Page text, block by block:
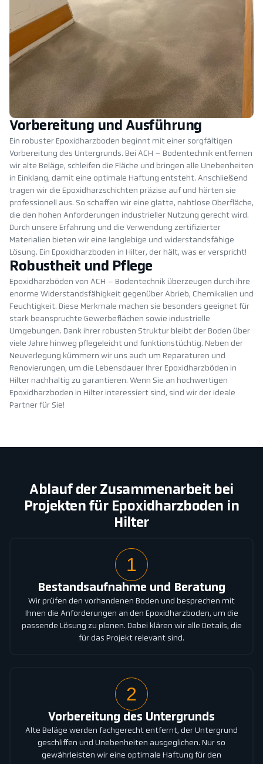
Vorbereitung und Ausführung
Ein robuster Epoxidharzboden beginnt mit einer sorgfältigen
Vorbereitung des Untergrunds. Bei ACH – Bodentechnik entfernen
wir alte Beläge, schleifen die Fläche und bringen alle Unebenheiten
in Einklang, damit eine optimale Haftung entsteht. Anschließend
tragen wir die Epoxidharzschichten präzise auf und härten sie
professionell aus. So schaffen wir eine glatte, nahtlose Oberfläche,
die den hohen Anforderungen industrieller Nutzung gerecht wird.
Durch unsere Erfahrung und die Verwendung zertifizierter
Materialien bieten wir eine langlebige und widerstandsfähige
Lösung. Ein Epoxidharzboden in Hilter, der hält, was er verspricht!
Robustheit und Pflege
Epoxidharzböden von ACH – Bodentechnik überzeugen durch ihre
enorme Widerstandsfähigkeit gegenüber Abrieb, Chemikalien und
Feuchtigkeit. Diese Merkmale machen sie besonders geeignet für
stark beanspruchte Gewerbeflächen sowie industrielle
Umgebungen. Dank ihrer robusten Struktur bleibt der Boden über
viele Jahre hinweg pflegeleicht und funktionstüchtig. Neben der
Neuverlegung kümmern wir uns auch um Reparaturen und
Renovierungen, um die Lebensdauer Ihrer Epoxidharzböden in
Hilter nachhaltig zu garantieren. Wenn Sie an hochwertigen
Epoxidharzboden in Hilter interessiert sind, sind wir der ideale
Partner für Sie!
Ablauf der Zusammenarbeit bei
Projekten für Epoxidharzboden in
Hilter
1
Bestandsaufnahme und Beratung
Wir prüfen den vorhandenen Boden und besprechen mit
Ihnen die Anforderungen an den Epoxidharzboden, um die
passende Lösung zu planen. Dabei klären wir alle Details, die
für das Projekt relevant sind.
2
Vorbereitung des Untergrunds
Alte Beläge werden fachgerecht entfernt, der Untergrund
geschliffen und Unebenheiten ausgeglichen. Nur so
gewährleisten wir eine optimale Haftung für den